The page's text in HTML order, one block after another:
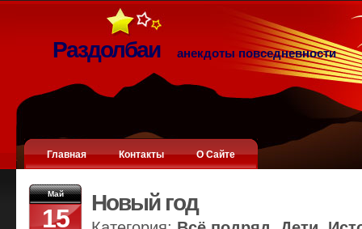
Раздолбаи анекдоты повседневности
Главная Контакты О Сайте
Май
15
Новый год